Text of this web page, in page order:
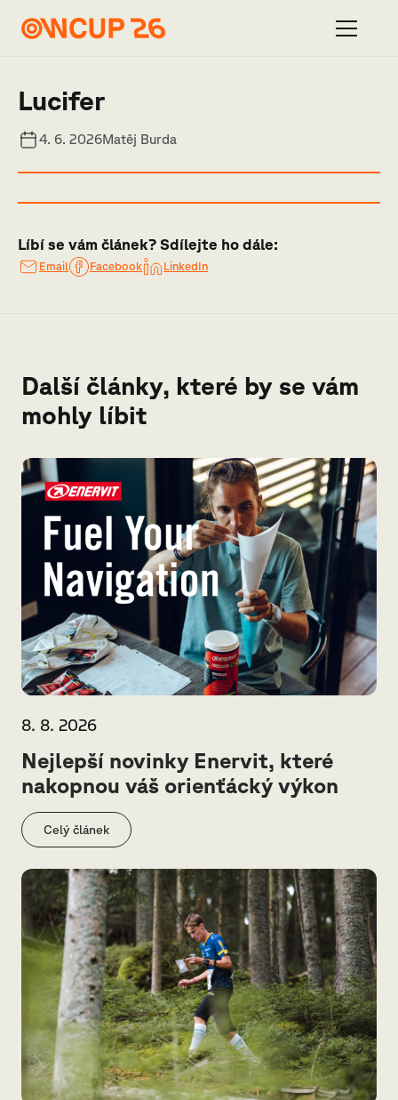
Lucifer
4. 6. 2026Matěj Burda
Líbí se vám článek? Sdílejte ho dále:
Email Facebook LinkedIn
Další články, které by se vám
mohly líbit
8. 8. 2026
Nejlepší novinky Enervit, které
nakopnou váš orienťácký výkon
Celý článek